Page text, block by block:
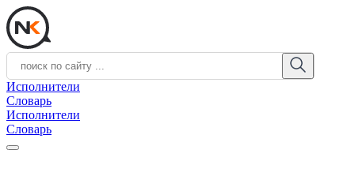
Исполнители
Словарь
Исполнители
Словарь